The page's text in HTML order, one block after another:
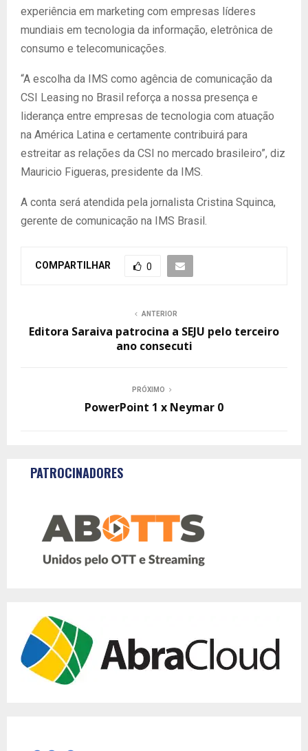
experiência em marketing com empresas líderes
mundiais em tecnologia da informação, eletrônica de
consumo e telecomunicações.
“A escolha da IMS como agência de comunicação da
CSI Leasing no Brasil reforça a nossa presença e
liderança entre empresas de tecnologia com atuação
na América Latina e certamente contribuirá para
estreitar as relações da CSI no mercado brasileiro”, diz
Mauricio Figueras, presidente da IMS.
A conta será atendida pela jornalista Cristina Squinca,
gerente de comunicação na IMS Brasil.
COMPARTILHAR 0
ANTERIOR
Editora Saraiva patrocina a SEJU pelo terceiro
ano consecuti
PRÓXIMO
PowerPoint 1 x Neymar 0
PATROCINADORES